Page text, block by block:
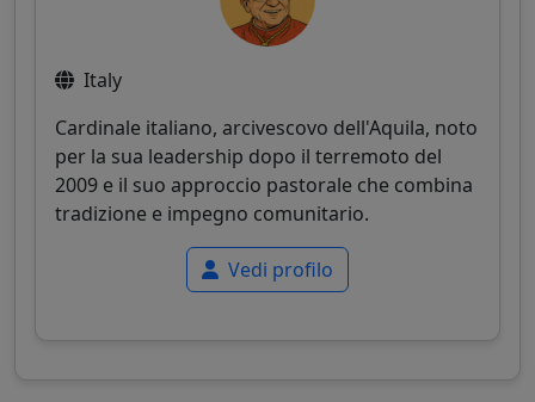
Italy
Cardinale italiano, arcivescovo dell'Aquila, noto
per la sua leadership dopo il terremoto del
2009 e il suo approccio pastorale che combina
tradizione e impegno comunitario.
Vedi profilo